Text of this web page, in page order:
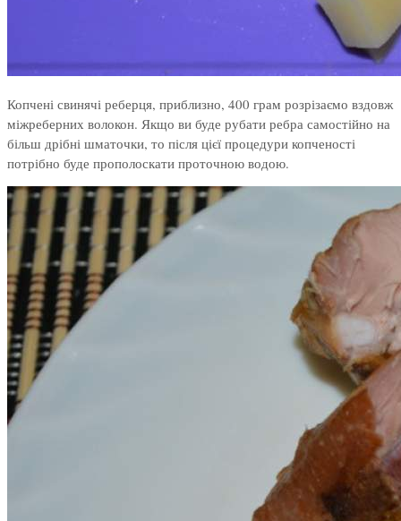
Копчені свинячі реберця, приблизно, 400 грам розрізаємо вздовж
міжреберних волокон. Якщо ви буде рубати ребра самостійно на
більш дрібні шматочки, то після цієї процедури копченості
потрібно буде прополоскати проточною водою.